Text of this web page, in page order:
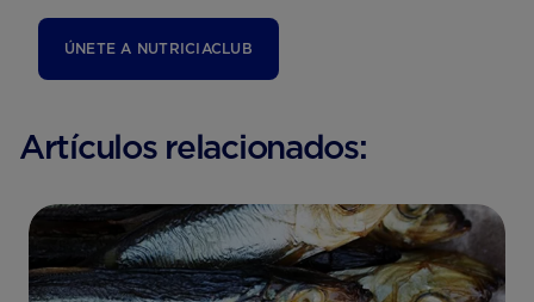
ÚNETE A NUTRICIACLUB
Artículos relacionados: